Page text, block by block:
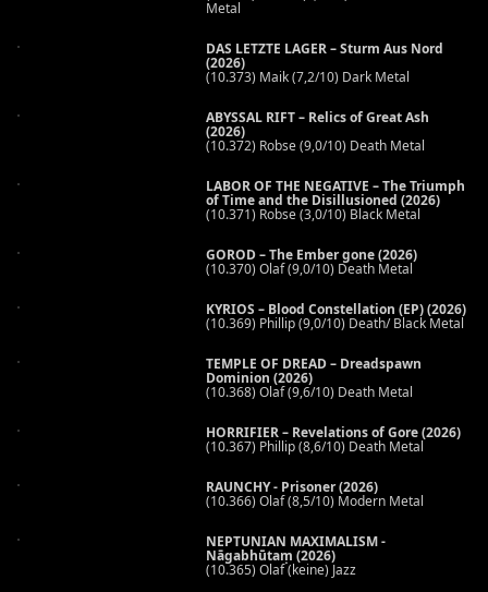
Metal
DAS LETZTE LAGER – Sturm Aus Nord
(2026)
(10.373) Maik (7,2/10) Dark Metal
ABYSSAL RIFT – Relics of Great Ash
(2026)
(10.372) Robse (9,0/10) Death Metal
LABOR OF THE NEGATIVE – The Triumph
of Time and the Disillusioned (2026)
(10.371) Robse (3,0/10) Black Metal
GOROD – The Ember gone (2026)
(10.370) Olaf (9,0/10) Death Metal
KYRIOS – Blood Constellation (EP) (2026)
(10.369) Phillip (9,0/10) Death/ Black Metal
TEMPLE OF DREAD – Dreadspawn
Dominion (2026)
(10.368) Olaf (9,6/10) Death Metal
HORRIFIER – Revelations of Gore (2026)
(10.367) Phillip (8,6/10) Death Metal
RAUNCHY - Prisoner (2026)
(10.366) Olaf (8,5/10) Modern Metal
NEPTUNIAN MAXIMALISM -
Nāgabhūtaṃ (2026)
(10.365) Olaf (keine) Jazz